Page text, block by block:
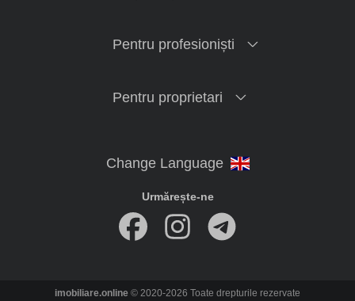
Pentru profesioniști
Pentru proprietari
Urmărește-ne
imobiliare.online © 2020-2026 Toate drepturile rezervate